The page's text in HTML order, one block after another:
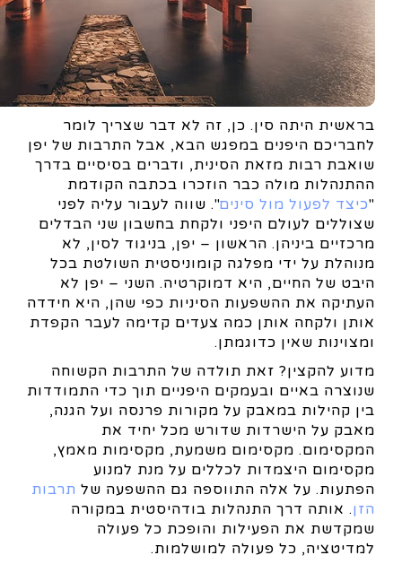
בראשית היתה סין. כן, זה לא דבר שצריך לומר
לחבריכם היפנים במפגש הבא, אבל התרבות של יפן
שואבת רבות מזאת הסינית, ודברים בסיסיים בדרך
ההתנהלות מולה כבר הוזכרו בכתבה הקודמת
"כיצד לפעול מול סינים". שווה לעבור עליה לפני
שצוללים לעולם היפני ולקחת בחשבון שני הבדלים
מרכזיים ביניהן. הראשון – יפן, בניגוד לסין, לא
מנוהלת על ידי מפלגה קומוניסטית השולטת בכל
היבט של החיים, היא דמוקרטיה. השני – יפן לא
העתיקה את ההשפעות הסיניות כפי שהן, היא חידדה
אותן ולקחה אותן כמה צעדים קדימה לעבר הקפדת
ומצוינות שאין כדוגמתן.
מדוע להקצין? זאת תולדה של התרבות הקשוחה
שנוצרה באיים ובעמקים היפניים תוך כדי התמודדות
בין קהילות במאבק על מקורות פרנסה ועל הגנה,
מאבק על הישרדות שדורש מכל יחיד את
המקסימום. מקסימום משמעת, מקסימות מאמץ,
מקסימום היצמדות לכללים על מנת למנוע
הפתעות. על אלה התווספה גם ההשפעה של תרבות
הזן. אותה דרך התנהלות בודהיסטית במקורה
שמקדשת את הפעילות והופכת כל פעולה
למדיטציה, כל פעולה למושלמות.